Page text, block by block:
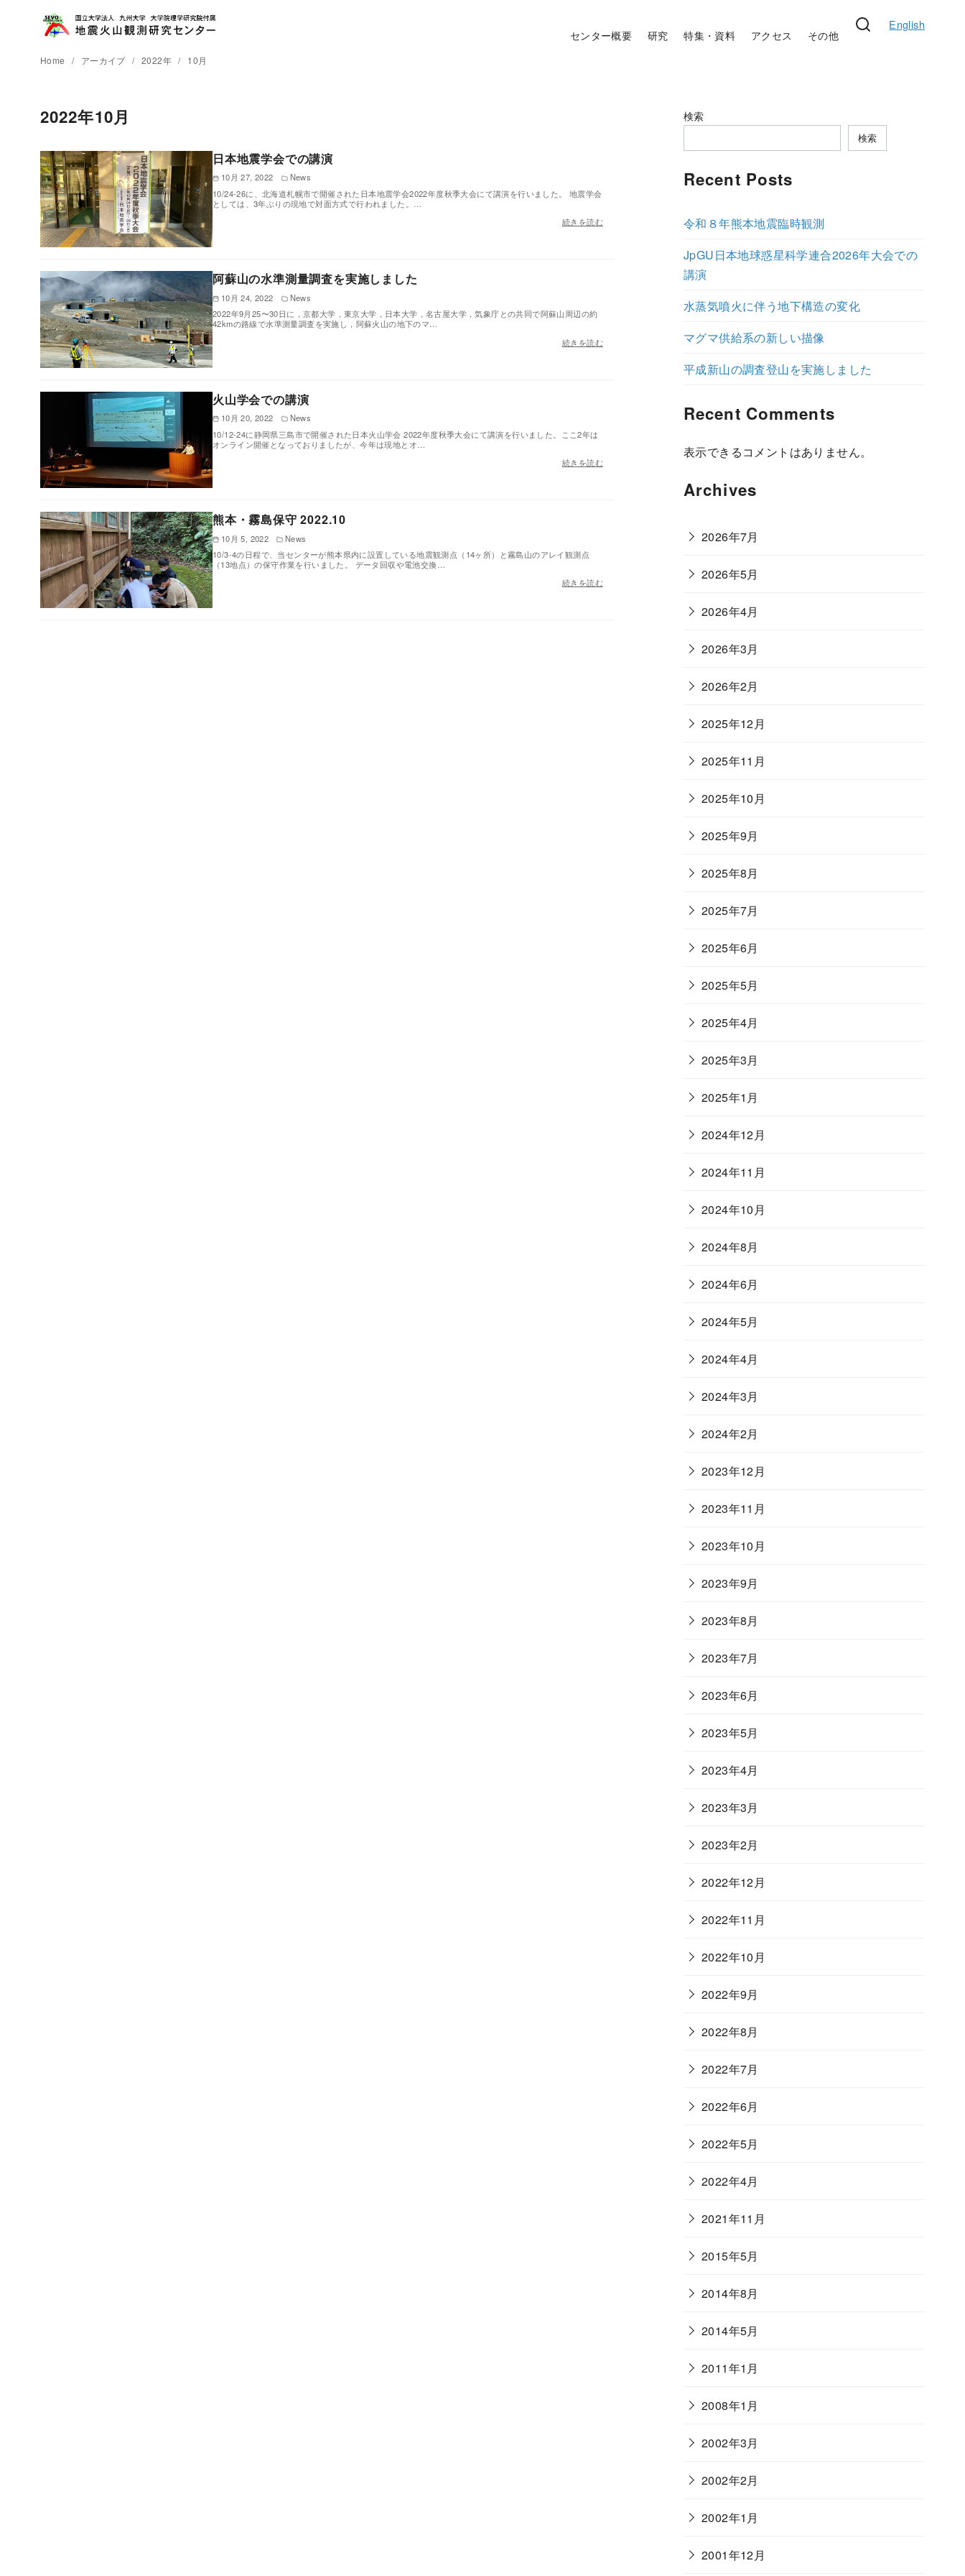
センター概要 研究 特集・資料 アクセス その他
English
Home アーカイブ 2022年 10月
2022年10月
日本地震学会での講演
10月 27, 2022
News
10/24-26に、北海道札幌市で開催された日本地震学会2022年度秋季大会にて講演を行いました。 地震学会
としては、3年ぶりの現地で対面方式で行われました。…
続きを読む
阿蘇山の水準測量調査を実施しました
10月 24, 2022
News
2022年9月25〜30日に，京都大学，東京大学，日本大学，名古屋大学，気象庁との共同で阿蘇山周辺の約
42kmの路線で水準測量調査を実施し，阿蘇火山の地下のマ…
続きを読む
火山学会での講演
10月 20, 2022
News
10/12-24に静岡県三島市で開催された日本火山学会 2022年度秋季大会にて講演を行いました。ここ2年は
オンライン開催となっておりましたが、今年は現地とオ…
続きを読む
熊本・霧島保守 2022.10
10月 5, 2022
News
10/3-4の日程で、当センターが熊本県内に設置している地震観測点（14ヶ所）と霧島山のアレイ観測点
（13地点）の保守作業を行いました。 データ回収や電池交換…
続きを読む
検索
検索
Recent Posts
令和８年熊本地震臨時観測
JpGU日本地球惑星科学連合2026年大会での
講演
水蒸気噴火に伴う地下構造の変化
マグマ供給系の新しい描像
平成新山の調査登山を実施しました
Recent Comments
表示できるコメントはありません。
Archives
2026年7月
2026年5月
2026年4月
2026年3月
2026年2月
2025年12月
2025年11月
2025年10月
2025年9月
2025年8月
2025年7月
2025年6月
2025年5月
2025年4月
2025年3月
2025年1月
2024年12月
2024年11月
2024年10月
2024年8月
2024年6月
2024年5月
2024年4月
2024年3月
2024年2月
2023年12月
2023年11月
2023年10月
2023年9月
2023年8月
2023年7月
2023年6月
2023年5月
2023年4月
2023年3月
2023年2月
2022年12月
2022年11月
2022年10月
2022年9月
2022年8月
2022年7月
2022年6月
2022年5月
2022年4月
2021年11月
2015年5月
2014年8月
2014年5月
2011年1月
2008年1月
2002年3月
2002年2月
2002年1月
2001年12月